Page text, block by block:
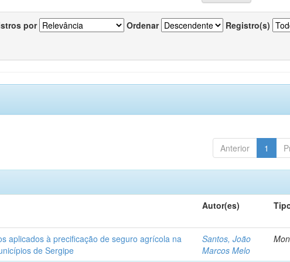
por Ordenar Registro(s)
Anterior 1
Autor(es)
aplicados à precificação de seguro agrícola na
de Sergipe
Santos, João
Marcos Melo